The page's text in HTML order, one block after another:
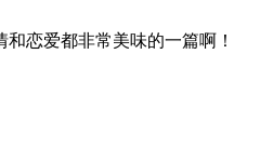
恋爱都非常美味的一篇啊！